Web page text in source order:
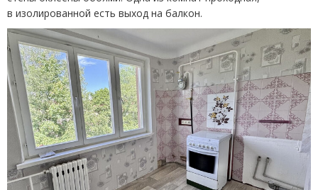
в изолированной есть выход на балкон.